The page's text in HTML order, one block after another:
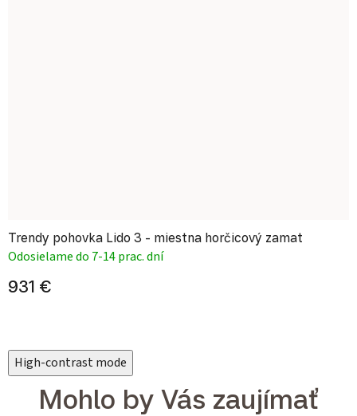
Trendy pohovka Lido 3 - miestna horčicový zamat
Odosielame do 7-14 prac. dní
931 €
High-contrast mode
Mohlo by Vás zaujímať